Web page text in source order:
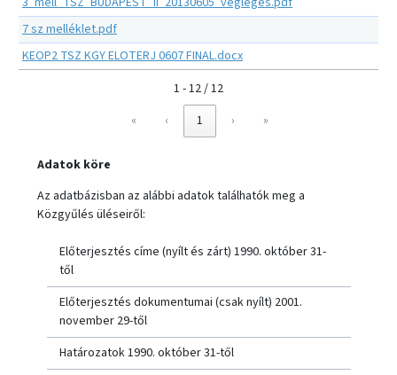
7 sz melléklet.pdf
KEOP2 TSZ KGY ELOTERJ 0607 FINAL.docx
1 - 12 / 12
«
‹ 1 › »
Adatok köre
Az adatbázisban az alábbi adatok találhatók meg a
Közgyűlés üléseiről:
Előterjesztés címe (nyílt és zárt) 1990. október 31-
től
Előterjesztés dokumentumai (csak nyílt) 2001.
november 29-től
Határozatok 1990. október 31-től